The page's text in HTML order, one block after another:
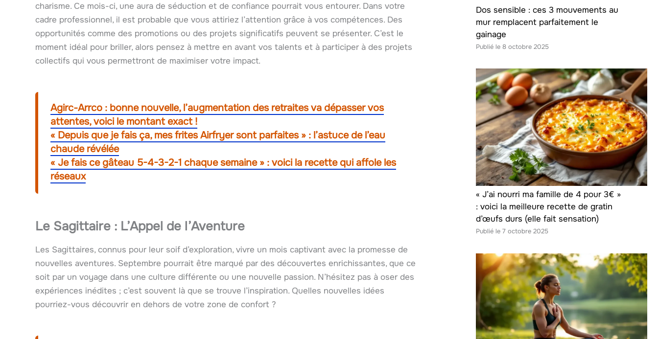
charisme. Ce mois-ci, une aura de séduction et de confiance pourrait vous entourer. Dans votre
cadre professionnel, il est probable que vous attiriez l’attention grâce à vos compétences. Des
opportunités comme des promotions ou des projets significatifs peuvent se présenter. C’est le
moment idéal pour briller, alors pensez à mettre en avant vos talents et à participer à des projets
collectifs qui vous permettront de maximiser votre impact.
Agirc-Arrco : bonne nouvelle, l’augmentation des retraites va dépasser vos
attentes, voici le montant exact !
« Depuis que je fais ça, mes frites Airfryer sont parfaites » : l’astuce de l’eau
chaude révélée
« Je fais ce gâteau 5-4-3-2-1 chaque semaine » : voici la recette qui affole les
réseaux
Le Sagittaire : L’Appel de l’Aventure
Les Sagittaires, connus pour leur soif d’exploration, vivre un mois captivant avec la promesse de
nouvelles aventures. Septembre pourrait être marqué par des découvertes enrichissantes, que ce
soit par un voyage dans une culture différente ou une nouvelle passion. N’hésitez pas à oser des
expériences inédites ; c’est souvent là que se trouve l’inspiration. Quelles nouvelles idées
pourriez-vous découvrir en dehors de votre zone de confort ?
Dos sensible : ces 3 mouvements au
mur remplacent parfaitement le
gainage
8 octobre 2025
« J’ai nourri ma famille de 4 pour 3€ »
: voici la meilleure recette de gratin
d’œufs durs (elle fait sensation)
7 octobre 2025